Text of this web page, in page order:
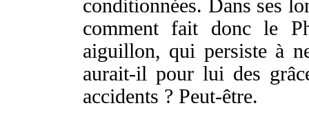
conditionnées. Dans ses
comment fait donc le
aiguillon, qui persisteà
aurait-il pour lui des
accidents ? Peut-être.